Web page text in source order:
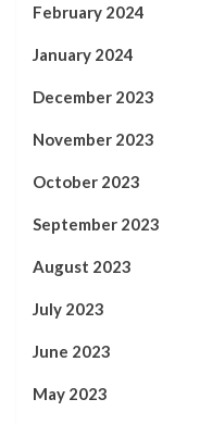
February 2024
January 2024
December 2023
November 2023
October 2023
September 2023
August 2023
July 2023
June 2023
May 2023